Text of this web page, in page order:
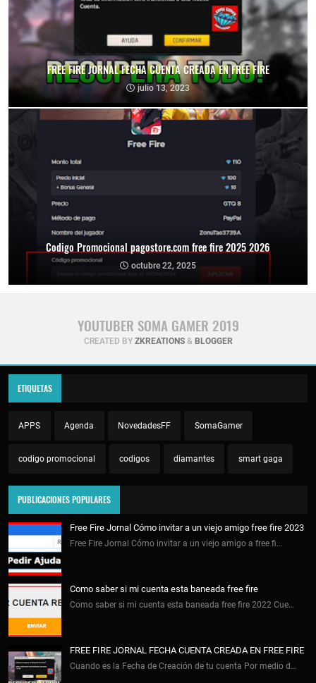
FREE FIRE JORNAL FECHA CUENTA CREADA EN FREE FIRE
julio 13, 2023
Codigo Promocional pagostore.com free fire 2025 2026
octubre 22, 2025
YOUTUBER SOMA GAMER 2019
CREATED BY ZKREATIONS& BLOGGER
ETIQUETAS
APPS Agenda NovedadesFF SomaGamer
codigo promocional codigos diamantes smart gaga
PUBLICACIONES POPULARES
Free Fire Jornal Cómo invitar a un viejo amigo free fire 2023
Free Fire Jornal Cómo invitar a un viejo amigo a free fi…
Como saber si mi cuenta esta baneada free fire
Como saber si mi cuenta esta baneada free fire 2022 Cue…
FREE FIRE JORNAL FECHA CUENTA CREADA EN FREE FIRE
Cuando es la Fecha de Creación de tu cuenta Por medio d…